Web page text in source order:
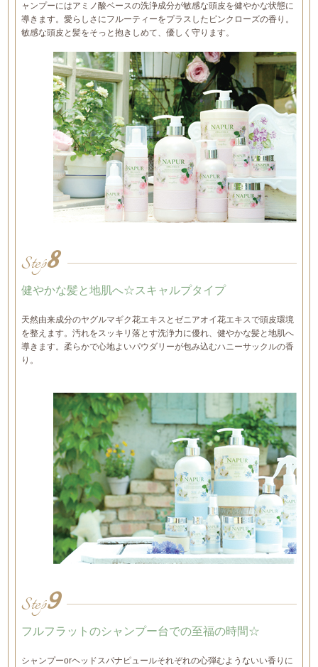
ャンプーにはアミノ酸ベースの洗浄成分が敏感な頭皮を健やかな状態に
導きます。愛らしさにフルーティーをプラスしたピンクローズの香り。
敏感な頭皮と髪をそっと抱きしめて、優しく守ります。
Step8
健やかな髪と地肌へ☆スキャルプタイプ
天然由来成分のヤグルマギク花エキスとゼニアオイ花エキスで頭皮環境
を整えます。汚れをスッキリ落とす洗浄力に優れ、健やかな髪と地肌へ
導きます。柔らかで心地よいパウダリーが包み込むハニーサックルの香
り。
Step9
フルフラットのシャンプー台での至福の時間☆
シャンプーorヘッドスパナピュールそれぞれの心弾むようないい香りに